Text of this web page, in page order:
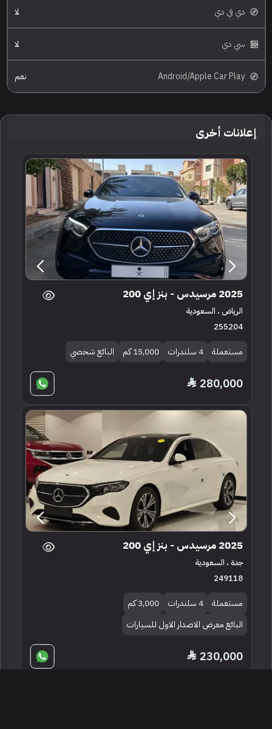
دي في دي لا
سي دي لا
Android/Apple Car Play نعم
إعلانات أخرى
2025 مرسيدس - بنز إي 200
الرياض ، السعودية
255204
مستعملة 4 سلندرات 15,000 كم البائع شخصي
280,000
2025 مرسيدس - بنز إي 200
جدة ، السعودية
249118
مستعملة 4 سلندرات
3,000 كم
البائع معرض الاصدار الاول للسيارات
230,000